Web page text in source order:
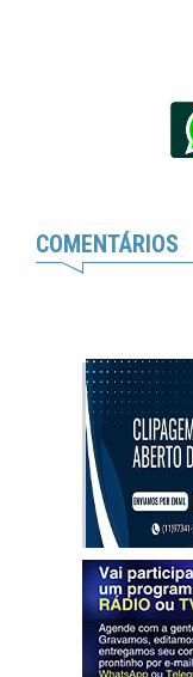
COMENTÁRIOS